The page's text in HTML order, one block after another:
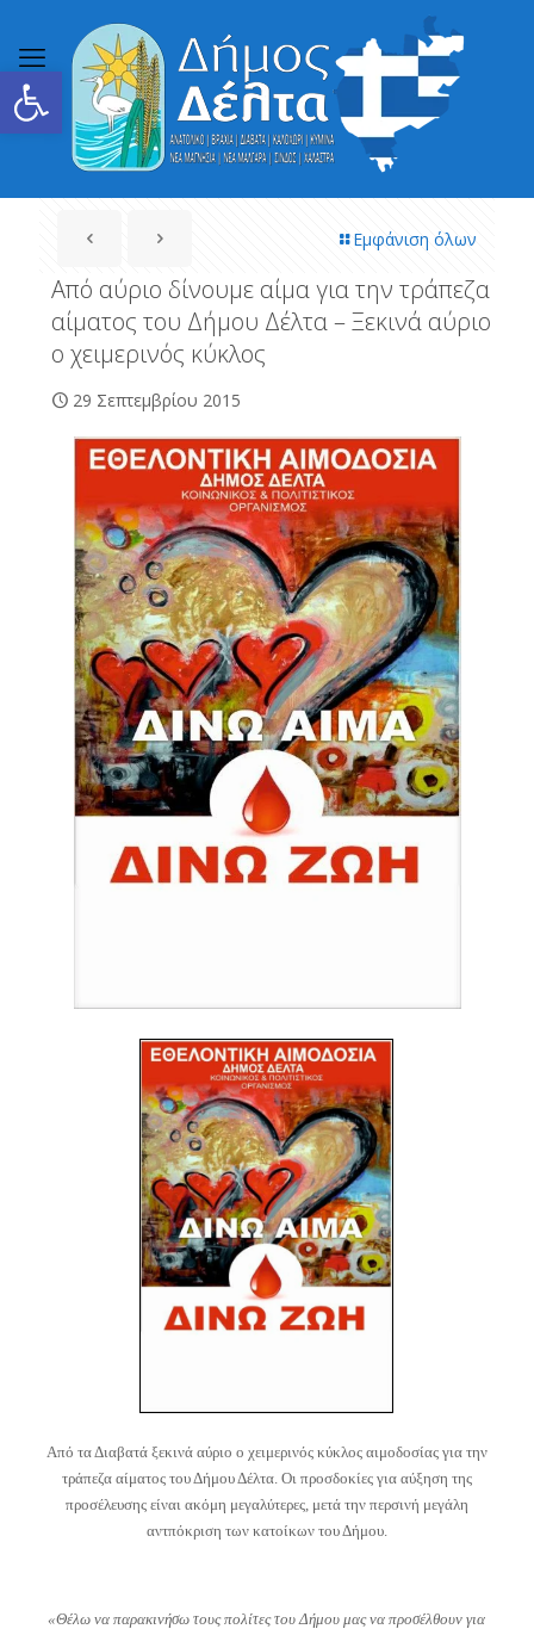
Ανοίξτε τη γραμμή εργαλείων
Εμφάνιση όλων
Από αύριο δίνουμε αίμα για την τράπεζα
αίματος του Δήμου Δέλτα – Ξεκινά αύριο
ο χειμερινός κύκλος
29 Σεπτεμβρίου 2015
Από τα Διαβατά ξεκινά αύριο ο χειμερινός κύκλος αιμοδοσίας για την
τράπεζα αίματος του Δήμου Δέλτα. Οι προσδοκίες για αύξηση της
προσέλευσης είναι ακόμη μεγαλύτερες, μετά την περσινή μεγάλη
αντπόκριση των κατοίκων του Δήμου.
«Θέλω να παρακινήσω τους πολίτες του Δήμου μας να προσέλθουν για